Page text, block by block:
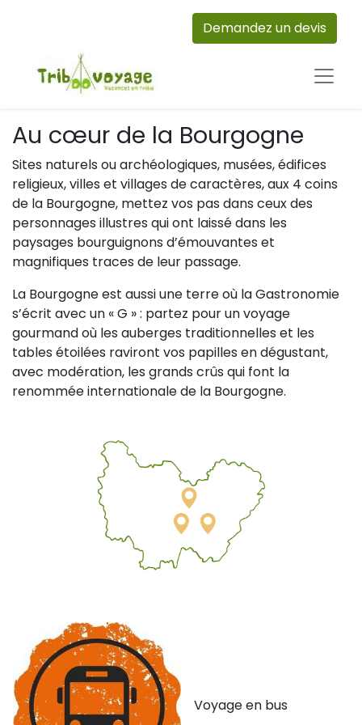
Demandez un devis
Au cœur de la Bourgogne
Sites naturels ou archéologiques, musées, édifices
religieux, villes et villages de caractères, aux 4 coins
de la Bourgogne, mettez vos pas dans ceux des
personnages illustres qui ont laissé dans les
paysages bourguignons d’émouvantes et
magnifiques traces de leur passage.
La Bourgogne est aussi une terre où la Gastronomie
s’écrit avec un « G » : partez pour un voyage
gourmand où les auberges traditionnelles et les
tables étoilées raviront vos papilles en dégustant,
avec modération, les grands crûs qui font la
renommée internationale de la Bourgogne.
Voyage en bus